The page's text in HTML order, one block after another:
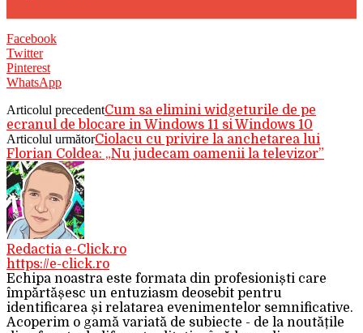
Facebook
Twitter
Pinterest
WhatsApp
Articolul precedentCum sa elimini widgeturile de pe
ecranul de blocare in Windows 11 si Windows 10
Articolul următorCiolacu cu privire la anchetarea lui
Florian Coldea: „Nu judecam oamenii la televizor”
Redactia e-Click.ro
https://e-click.ro
Echipa noastra este formata din profesioniști care
împărtășesc un entuziasm deosebit pentru
identificarea și relatarea evenimentelor semnificative.
Acoperim o gamă variată de subiecte - de la noutățile